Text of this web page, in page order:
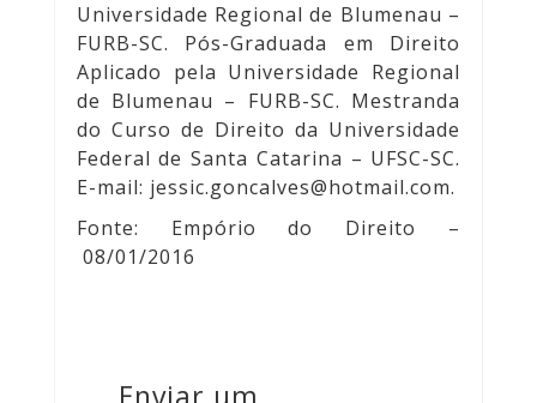
Universidade Regional de Blumenau –
FURB-SC. Pós-Graduada em Direito
Aplicado pela Universidade Regional
de Blumenau – FURB-SC. Mestranda
do Curso de Direito da Universidade
Federal de Santa Catarina – UFSC-SC.
E-mail: jessic.goncalves@hotmail.com.
Fonte: Empório do Direito –
08/01/2016